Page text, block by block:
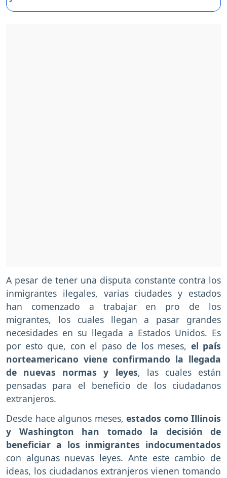
A pesar de tener una disputa constante contra los
inmigrantes ilegales, varias ciudades y estados
han comenzado a trabajar en pro de los
migrantes, los cuales llegan a pasar grandes
necesidades en su llegada a Estados Unidos. Es
por esto que, con el paso de los meses, el país
norteamericano viene confirmando la llegada
de nuevas normas y leyes, las cuales están
pensadas para el beneficio de los ciudadanos
extranjeros.
Desde hace algunos meses, estados como Illinois
y Washington han tomado la decisión de
beneficiar a los inmigrantes indocumentados
con algunas nuevas leyes. Ante este cambio de
ideas, los ciudadanos extranjeros vienen tomando